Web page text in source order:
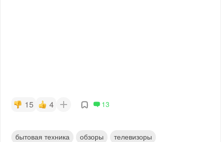
15 4 13
бытовая техника обзоры
телевизоры